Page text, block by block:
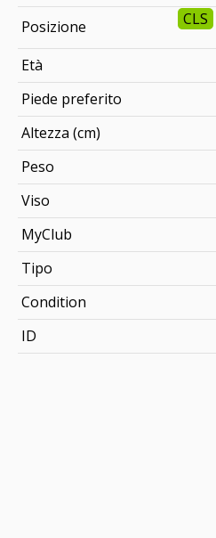
Posizione CLS
Età
Piede preferito
Altezza (cm)
Peso
Viso
MyClub
Tipo
Condition
ID